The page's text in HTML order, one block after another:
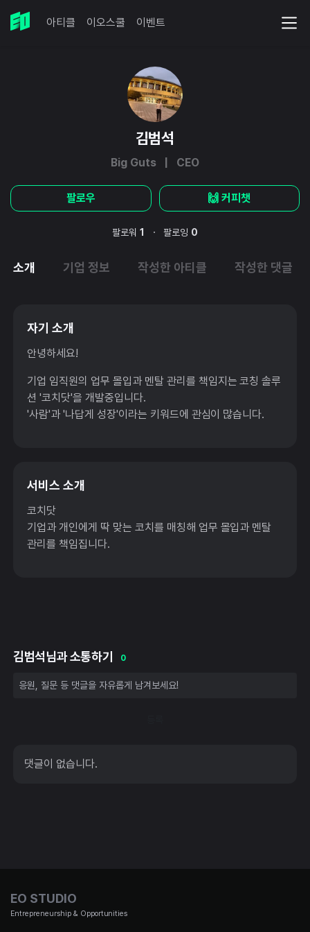
아티클 이오스쿨 이벤트
김범석
Big Guts | CEO
팔로우 🙌 커피챗
팔로워 1 ·팔로잉 0
소개 기업 정보 작성한 아티클 작성한 댓글
자기 소개
안녕하세요!
기업 임직원의 업무 몰입과 멘탈 관리를 책임지는 코칭 솔루
션 '코치닷'을 개발중입니다.
'사람'과 '나답게 성장'이라는 키워드에 관심이 많습니다.
서비스 소개
코치닷
기업과 개인에게 딱 맞는 코치를 매칭해 업무 몰입과 멘탈
관리를 책임집니다.
김범석님과 소통하기 0
댓글이 없습니다.
EO STUDIO
Entrepreneurship & Opportunities